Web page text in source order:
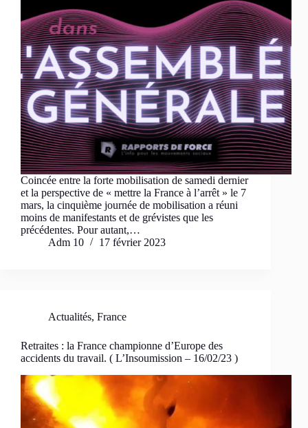
Coincée entre la forte mobilisation de samedi dernier
et la perspective de « mettre la France à l’arrêt » le 7
mars, la cinquième journée de mobilisation a réuni
moins de manifestants et de grévistes que les
précédentes. Pour autant,…
Adm 10
17 février 2023
Actualités, France
Retraites : la France championne d’Europe des
accidents du travail. ( L’Insoumission – 16/02/23 )